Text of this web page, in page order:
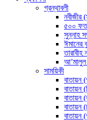
গ্রন্থাবলী
নবীজীর
৫০০
সুন্নাহ
ঈমানের
সাময়িকী
বাতায়ন
বাতায়ন
বাতায়ন
বাতায়ন
বাতায়ন